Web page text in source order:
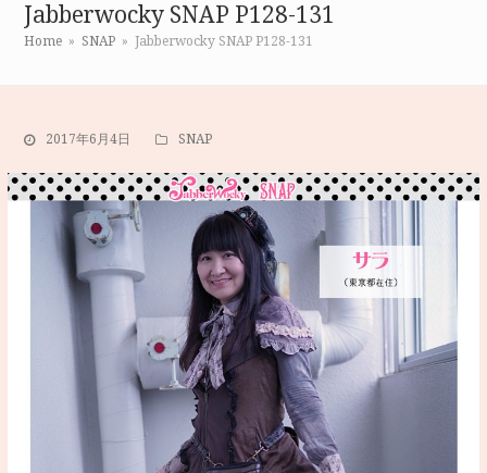
Jabberwocky SNAP P128-131
Home » SNAP » Jabberwocky SNAP P128-131
2017年6月4日 SNAP